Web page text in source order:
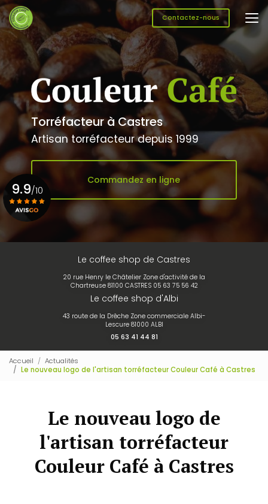
Aller
au
contenu
principal
Contactez-nous
Torréfacteur à Castres
Artisan torréfacteur depuis 1999
Commandez en ligne
Le coffee shop de Castres
20 rue Henry le Châtelier Zone d'activité de la
Chartreuse 81100 CASTRES 05 63 75 56 42
Le coffee shop d'Albi
43 route de la Drêche Zone commerciale Albi-
Lescure 81000 ALBI
05 63 41 44 81
9.9/10
Accueil
Actualités
Le nouveau logo de l'artisan torréfacteur Couleur Café à Castres
Le nouveau logo de
l'artisan torréfacteur
Couleur Café à Castres